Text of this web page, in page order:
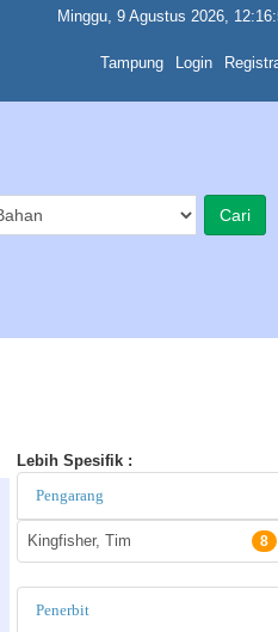
Minggu, 9 Agustus 2026,
Tampung Login
Lebih Spesifik :
Pengarang
Kingfisher, Tim 8
Penerbit